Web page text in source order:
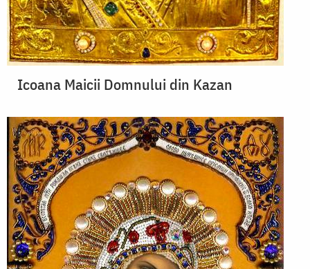
Icoana Maicii Domnului din Kazan